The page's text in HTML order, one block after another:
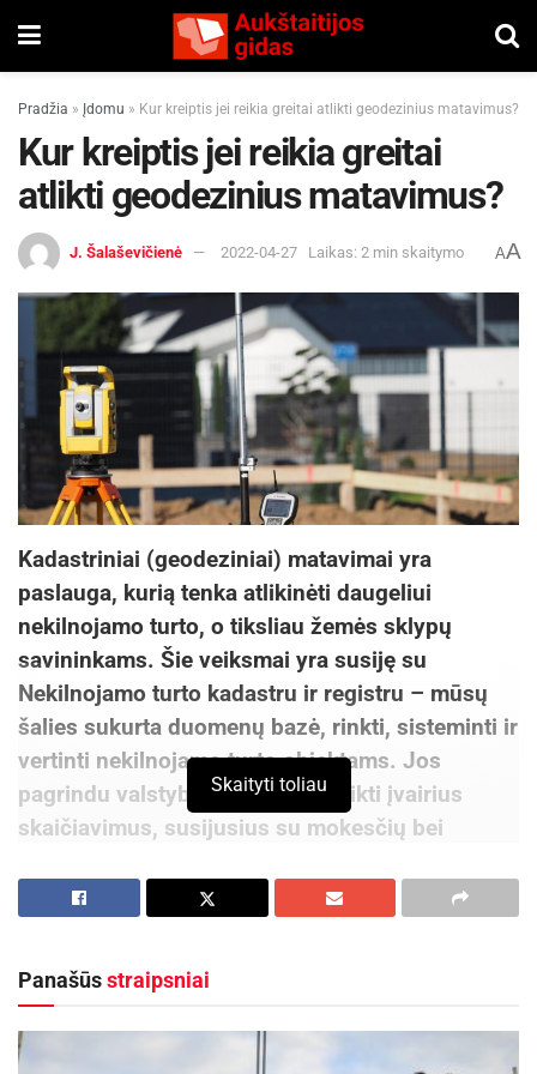
Pradžia » Įdomu » Kur kreiptis jei reikia greitai atlikti geodezinius matavimus?
Kur kreiptis jei reikia greitai
atlikti geodezinius matavimus?
J. Šalaševičienė 2022-04-27 Laikas: 2 min skaitymo AA
Kadastriniai (geodeziniai) matavimai yra
paslauga, kurią tenka atlikinėti daugeliui
nekilnojamo turto, o tiksliau žemės sklypų
savininkams. Šie veiksmai yra susiję su
Nekilnojamo turto kadastru ir registru – mūsų
šalies sukurta duomenų bazė, rinkti, sisteminti ir
vertinti nekilnojamo turto objektams. Jos
pagrindu valstybė gali tiksliai atlikti įvairius
skaičiavimus, susijusius su mokesčių bei
žemės nuomininkams.
eilė veiksmų, kurių metu yra sukuriamas arba
turto dokumentas – kadastrinė byla. Darbus
Skaityti toliau
Panašūsstraipsniai